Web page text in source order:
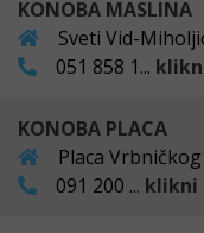
KONOBA MASLINA
Sveti Vid-
051 858 1...
KONOBA PLACA
Placa
091 200 ... klikni